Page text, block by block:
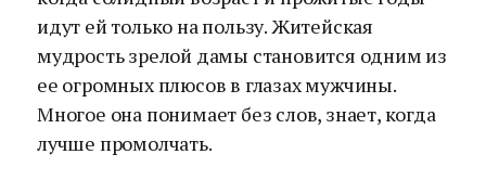
идут ей только на пользу. Житейская
мудрость зрелой дамы становится одним из
ее огромных плюсов в глазах мужчины.
Многое она понимает без слов, знает, когда
лучше промолчать.